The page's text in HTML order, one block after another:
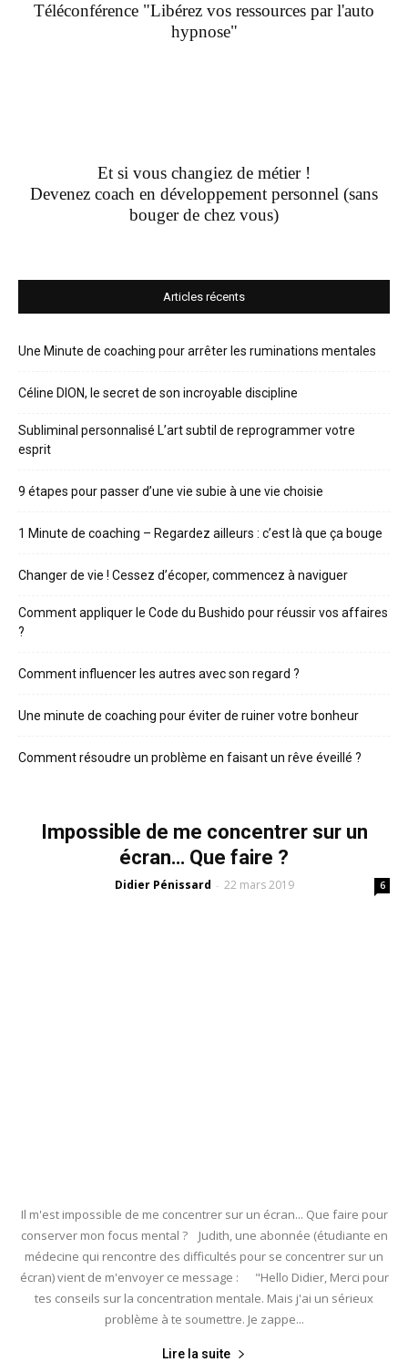
Téléconférence "Libérez vos ressources par l'auto
hypnose"
Et si vous changiez de métier !
Devenez coach en développement personnel (sans
bouger de chez vous)
Articles récents
Une Minute de coaching pour arrêter les ruminations mentales
Céline DION, le secret de son incroyable discipline
Subliminal personnalisé L’art subtil de reprogrammer votre
esprit
9 étapes pour passer d’une vie subie à une vie choisie
1 Minute de coaching – Regardez ailleurs : c’est là que ça bouge
Changer de vie ! Cessez d’écoper, commencez à naviguer
Comment appliquer le Code du Bushido pour réussir vos affaires
?
Comment influencer les autres avec son regard ?
Une minute de coaching pour éviter de ruiner votre bonheur
Comment résoudre un problème en faisant un rêve éveillé ?
Impossible de me concentrer sur un
écran… Que faire ?
Didier Pénissard - 22 mars 2019 6
Il m'est impossible de me concentrer sur un écran... Que faire pour
conserver mon focus mental ? Judith, une abonnée (étudiante en
médecine qui rencontre des difficultés pour se concentrer sur un
écran) vient de m'envoyer ce message : "Hello Didier, Merci pour
tes conseils sur la concentration mentale. Mais j'ai un sérieux
problème à te soumettre. Je zappe...
Lire la suite